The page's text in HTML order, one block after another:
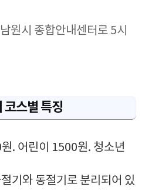
원시 종합안내센터로 5시
코스별 특징
. 어린이 1500원. 청소년
기와 동절기로 분리되어 있